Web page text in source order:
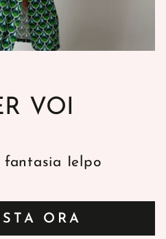
VOI
fantasia Ielpo
ORA